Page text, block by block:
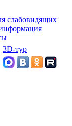
слабовидящих
3D-тур